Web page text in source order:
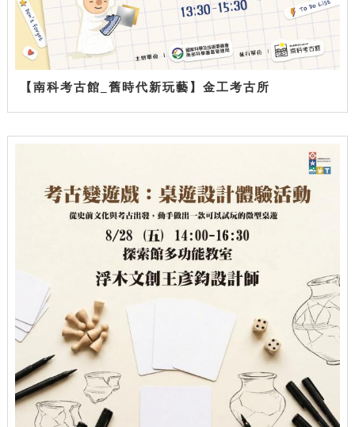
【南科考古館_舊時代新玩藝】金工考古所